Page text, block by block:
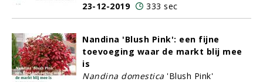
23-12-2019
333 sec
Nandina 'Blush Pink': een fijne
toevoeging waar de markt blij mee
is
Nandina domestica 'Blush Pink'